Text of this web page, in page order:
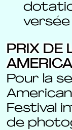
versée
PRIX DE
Pour la
Festival
de